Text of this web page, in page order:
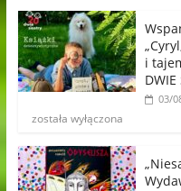
i
DWIE
03/
została wyłączona